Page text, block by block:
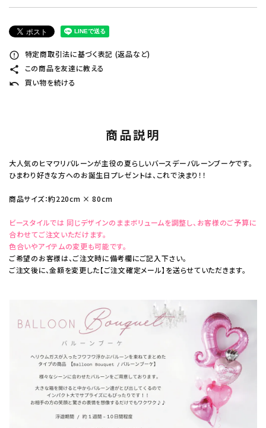
error_outline 特定商取引法に基づく表記 (返品など)
share この商品を友達に教える
undo 買い物を続ける
商品説明
大人気のヒマワリバルーンが主役の夏らしいバースデーバルーンブーケです。
ひまわり好きな方へのお誕生日プレゼントは、これで決まり！！
商品サイズ：約220cm × 80cm
ビースタイルでは 同じデザインのままボリュームを調整し、お客様のご予算に
合わせてご注文いただけます。
色合いやアイテムの変更も可能です。
ご希望のお客様は、ご注文時に備考欄にご記入下さい。
ご注文後に、金額を変更した【ご注文確定メール】を送らせていただきます。